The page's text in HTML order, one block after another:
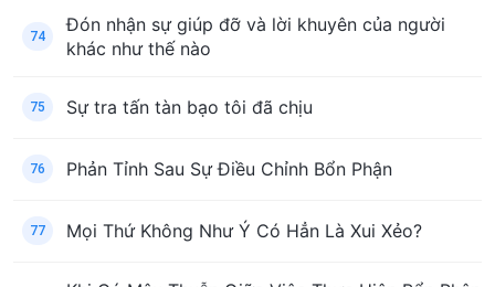
74
Đón nhận sự giúp đỡ và lời khuyên của người
khác như thế nào
75 Sự tra tấn tàn bạo tôi đã chịu
76 Phản Tỉnh Sau Sự Điều Chỉnh Bổn Phận
77 Mọi Thứ Không Như Ý Có Hẳn Là Xui Xẻo?